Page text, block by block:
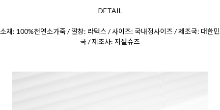
DETAIL
소재: 100%천연소가죽 / 깔창: 라텍스 / 사이즈: 국내정사이즈 / 제조국: 대한민
국 / 제조사: 지젤슈즈